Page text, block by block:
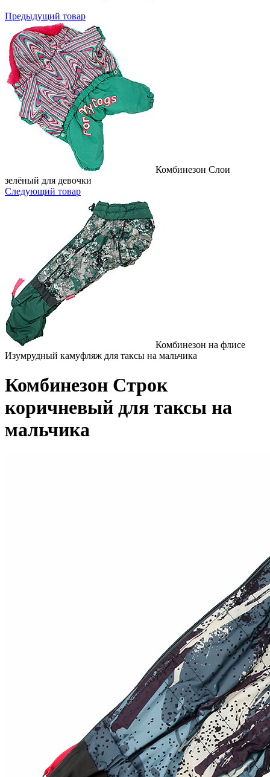
Предыдущий товар
Комбинезон Слои
зелёный для девочки
Следующий товар
Комбинезон на флисе
Изумрудный камуфляж для таксы на мальчика
Комбинезон Строк
коричневый для таксы на
мальчика